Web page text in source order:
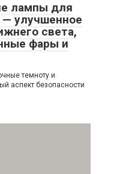
лампы для
улучшенное
света,
фары и
темноту и
аспект безопасности